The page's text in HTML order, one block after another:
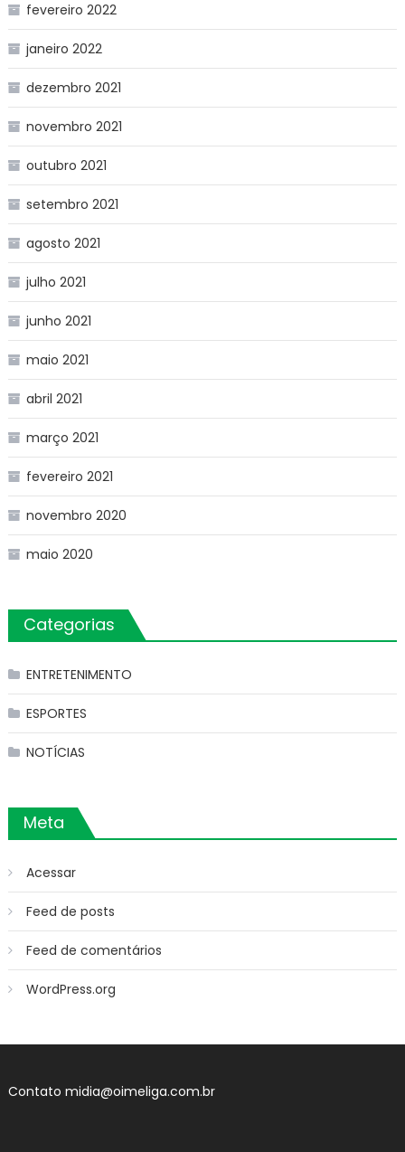
fevereiro 2022
janeiro 2022
dezembro 2021
novembro 2021
outubro 2021
setembro 2021
agosto 2021
julho 2021
junho 2021
maio 2021
abril 2021
março 2021
fevereiro 2021
novembro 2020
maio 2020
Categorias
ENTRETENIMENTO
ESPORTES
NOTÍCIAS
Meta
Acessar
Feed de posts
Feed de comentários
WordPress.org
Contato midia@oimeliga.com.br